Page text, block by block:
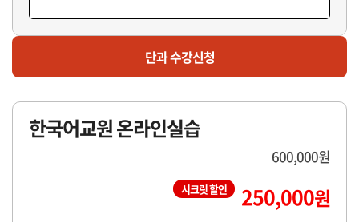
단과 수강신청
한국어교원 온라인실습
600,000원
시크릿 할인 250,000원